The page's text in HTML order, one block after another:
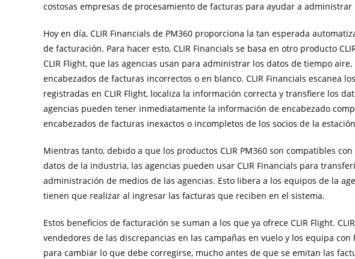
costosas empresas de procesamiento de facturas para ayudar a
Hoy en día, CLIR Financials de PM360 proporciona la tan esperada
de facturación. Para hacer esto, CLIR Financials se basa en otro producto
CLIR Flight, que las agencias usan para administrar los datos de tiempo
encabezados de facturas incorrectos o en blanco. CLIR Financials escanea
registradas en CLIR Flight, localiza la información correcta y transfiere los
agencias pueden tener inmediatamente la información de encabezado
encabezados de facturas inexactos o incompletos de los socios de la
Mientras tanto, debido a que los productos CLIR PM360 son compatibles
datos de la industria, las agencias pueden usar CLIR Financials para
administración de medios de las agencias. Esto libera a los equipos de la
tienen que realizar al ingresar las facturas que reciben en el sistema.
Estos beneficios de facturación se suman a los que ya ofrece CLIR Flight.
vendedores de las discrepancias en las campañas en vuelo y los equipa
para cambiar lo que debe corregirse, mucho antes de que se emitan las